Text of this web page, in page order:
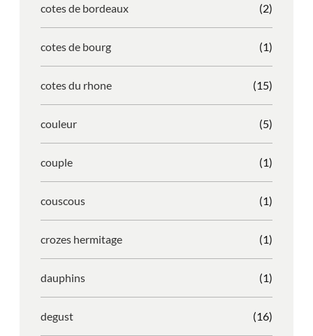
cotes de bordeaux (2)
cotes de bourg (1)
cotes du rhone (15)
couleur (5)
couple (1)
couscous (1)
crozes hermitage (1)
dauphins (1)
degust (16)